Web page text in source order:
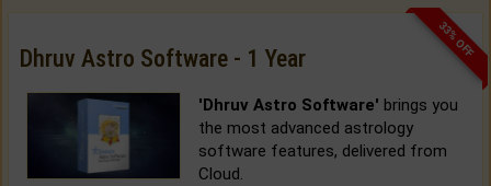
33% OFF
Dhruv Astro Software - 1 Year
'Dhruv Astro Software' brings you
the most advanced astrology
software features, delivered from
Cloud.